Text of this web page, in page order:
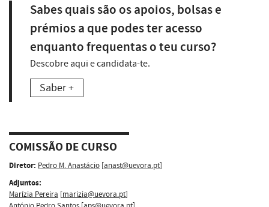
Sabes quais são os apoios, bolsas e
prémios a que podes ter acesso
enquanto frequentas o teu curso?
Descobre aqui e candidata-te.
Saber +
COMISSÃO DE CURSO
Diretor: Pedro M. Anastácio [anast@uevora.pt]
Adjuntos:
Marízia Pereira [marizia@uevora.pt]